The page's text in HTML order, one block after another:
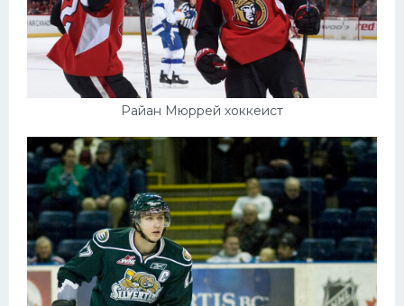
Райан Мюррей хоккеист